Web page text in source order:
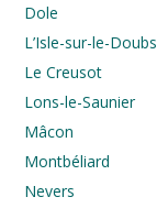
Dole
L’Isle-sur-le-Doubs
Le Creusot
Lons-le-Saunier
Mâcon
Montbéliard
Nevers